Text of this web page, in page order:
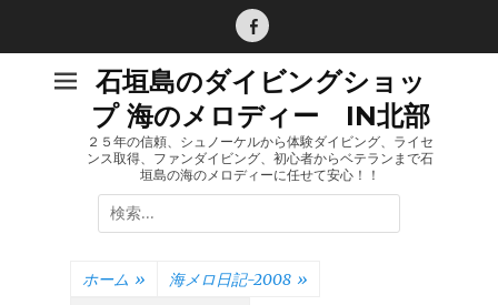
Facebook
石垣島のダイビングショッ
プ 海のメロディー IN北部
２５年の信頼、シュノーケルから体験ダイビング、ライセ
ンス取得、ファンダイビング、初心者からベテランまで石
垣島の海のメロディーに任せて安心！！
検
索:
ホーム » 海メロ日記-2008 »